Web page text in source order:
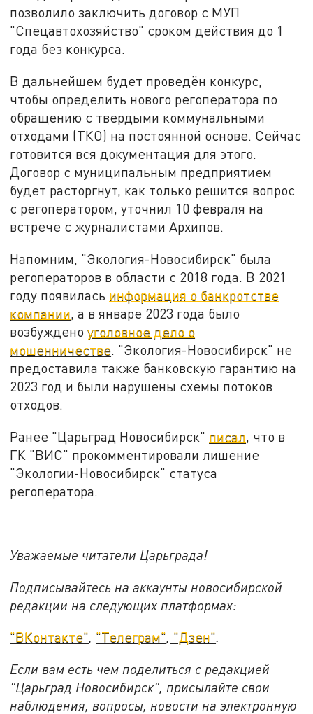
позволило заключить договор с МУП
"Спецавтохозяйство" сроком действия до 1
года без конкурса.
В дальнейшем будет проведён конкурс,
чтобы определить нового регоператора по
обращению с твердыми коммунальными
отходами (ТКО) на постоянной основе. Сейчас
готовится вся документация для этого.
Договор с муниципальным предприятием
будет расторгнут, как только решится вопрос
с регоператором, уточнил 10 февраля на
встрече с журналистами Архипов.
Напомним, "Экология-Новосибирск" была
регоператоров в области с 2018 года. В 2021
году появилась информация о банкротстве
компании, а в январе 2023 года было
возбужденоуголовное дело о
мошенничестве. "Экология-Новосибирск" не
предоставила также банковскую гарантию на
2023 год и были нарушены схемы потоков
отходов.
Ранее "Царьград Новосибирск" писал , что в
ГК "ВИС" прокомментировали лишение
"Экологии-Новосибирск" статуса
регоператора.
Уважаемые читатели Царьграда!
Подписывайтесь на аккаунты новосибирской
редакции на следующих платформах:
"ВКонтакте", "Телеграм", "Дзен".
Если вам есть чем поделиться с редакцией
"Царьград Новосибирск", присылайте свои
наблюдения, вопросы, новости на электронную